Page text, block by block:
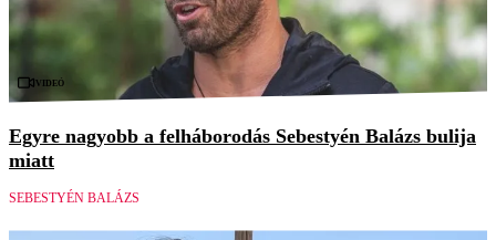
Videó
Egyre nagyobb a felháborodás Sebestyén Balázs bulija
miatt
SEBESTYÉN BALÁZS